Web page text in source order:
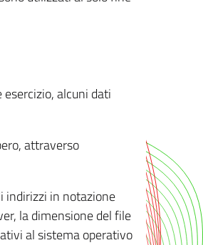
alcuni dati
attraverso
indirizzi in notazione
la dimensione del file
al sistema operativo